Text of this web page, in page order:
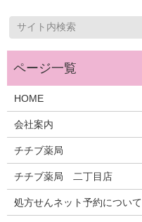
HOME
会社案内
チチブ薬局
チチブ薬局 二丁目店
処方せんネット予約について